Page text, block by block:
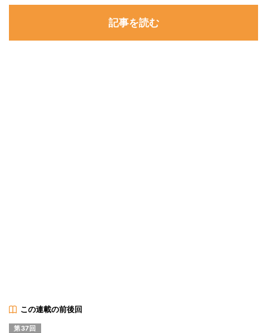
記事を読む
この連載の前後回
第37回